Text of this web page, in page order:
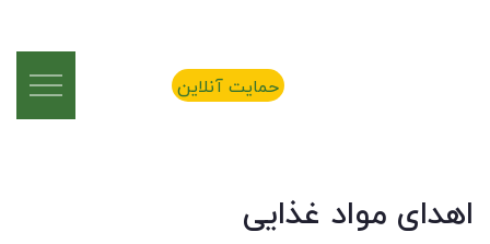
حمایت آنلاین
اهدای مواد غذایی